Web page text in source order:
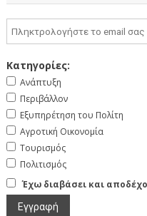
Κατηγορίες:
Ανάπτυξη
Περιβάλλον
Εξυπηρέτηση του Πολίτη
Αγροτική Οικονομία
Τουρισμός
Πολιτισμός
Έχω διαβάσει και